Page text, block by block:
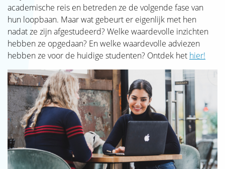
academische reis en betreden ze de volgende fase van
hun loopbaan. Maar wat gebeurt er eigenlijk met hen
nadat ze zijn afgestudeerd? Welke waardevolle inzichten
hebben ze opgedaan? En welke waardevolle adviezen
hebben ze voor de huidige studenten? Ontdek het hier!